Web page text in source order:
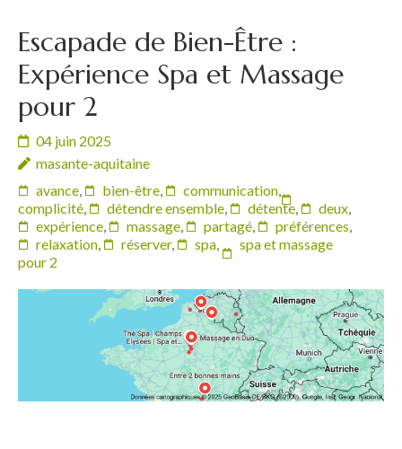
Escapade de Bien-Être :
Expérience Spa et Massage
pour 2
04 juin 2025
masante-aquitaine
avance, bien-être, communication,
complicité, détendre ensemble, détente, deux,
expérience, massage, partagé, préférences,
relaxation, réserver, spa,
spa et massage
pour 2